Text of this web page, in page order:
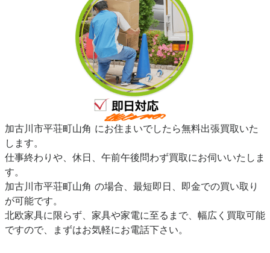
加古川市平荘町山角 にお住まいでしたら無料出張買取いた
します。
仕事終わりや、休日、午前午後問わず買取にお伺いいたしま
す。
加古川市平荘町山角 の場合、最短即日、即金での買い取り
が可能です。
北欧家具に限らず、家具や家電に至るまで、幅広く買取可能
ですので、まずはお気軽にお電話下さい。